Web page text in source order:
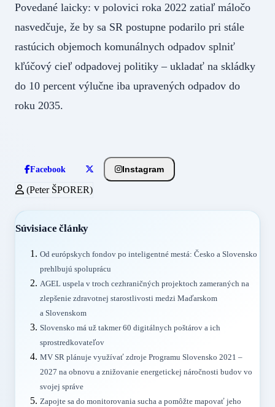
Povedané laicky: v polovici roka 2022 zatiaľ máločo
nasvedčuje, že by sa SR postupne podarilo pri stále
rastúcich objemoch komunálnych odpadov splniť
kľúčový cieľ odpadovej politiky – ukladať na skládky
do 10 percent výlučne iba upravených odpadov do
roku 2035.
Facebook Instagram
(Peter ŠPORER)
Súvisiace články
Od európskych fondov po inteligentné mestá: Česko a Slovensko
prehlbujú spoluprácu
AGEL uspela v troch cezhraničných projektoch zameraných na
zlepšenie zdravotnej starostlivosti medzi Maďarskom
a Slovenskom
Slovensko má už takmer 60 digitálnych poštárov a ich
sprostredkovateľov
MV SR plánuje využívať zdroje Programu Slovensko 2021 –
2027 na obnovu a znižovanie energetickej náročnosti budov vo
svojej správe
Zapojte sa do monitorovania sucha a pomôžte mapovať jeho